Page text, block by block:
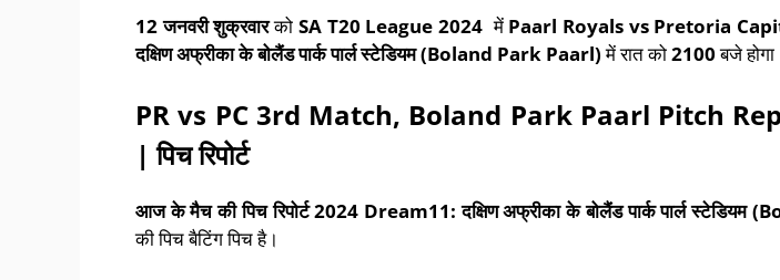
12जनवरी शुक्रवारको SA T20 League 2024 में Paarl Royals vs Pretoria
दक्षिण अफ्रीकाकेबोलैंड पार्क पार्ल स्टेडियम(Boland Park Paarl)में रात को2100बजे
PR vs PC 3rd Match, Boland Park Paarl Pitch
|पिच रिपोर्ट
आज के मैच की पिच रिपोर्ट2024 Dream11:दक्षिण अफ्रीकाकेबोलैंड पार्क पार्ल स्टेडियम(
की पिच बैटिंग पिच है।